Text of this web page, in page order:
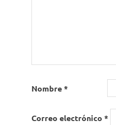
Nombre*
Correo electrónico *